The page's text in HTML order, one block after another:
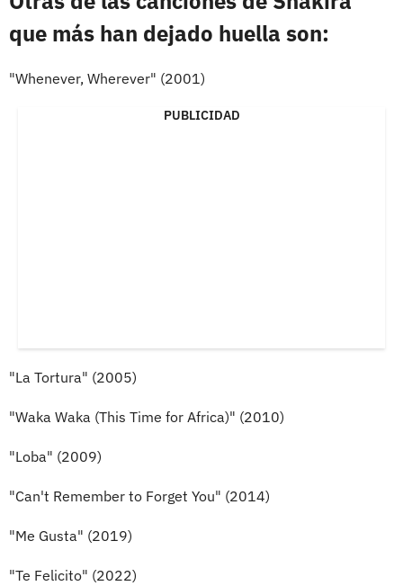
que más han dejado huella son:
"Whenever, Wherever" (2001)
PUBLICIDAD
"La Tortura" (2005)
"Waka Waka (This Time for Africa)" (2010)
"Loba" (2009)
"Can't Remember to Forget You" (2014)
"Me Gusta" (2019)
"Te Felicito" (2022)